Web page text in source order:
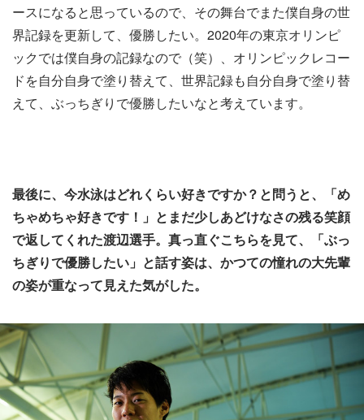
ースになると思っているので、その舞台でまた僕自身の世
界記録を更新して、優勝したい。2020年の東京オリンピ
ックでは僕自身の記録なので（笑）、オリンピックレコー
ドを自分自身で塗り替えて、世界記録も自分自身で塗り替
えて、ぶっちぎりで優勝したいなと考えています。
最後に、今水泳はどれくらい好きですか？と問うと、「め
ちゃめちゃ好きです！」とまだ少しあどけなさの残る笑顔
で返してくれた渡辺選手。真っ直ぐこちらを見て、「ぶっ
ちぎりで優勝したい」と話す姿は、かつての憧れの大先輩
の姿が重なって見えた気がした。